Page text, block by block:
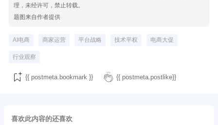
理，未经许可，禁止转载。
题图来自作者提供
AI电商 商家运营 平台战略 技术平权 电商大促
行业观察
{{ postmeta.bookmark }} {{ postmeta.postlike}}
喜欢此内容的还喜欢